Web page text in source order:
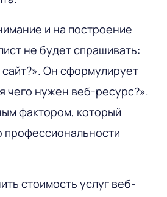
и на построение
не будет спрашивать:
Он сформулирует
чего нужен веб-ресурс?».
фактором, который
профессиональности
стоимость услуг веб-